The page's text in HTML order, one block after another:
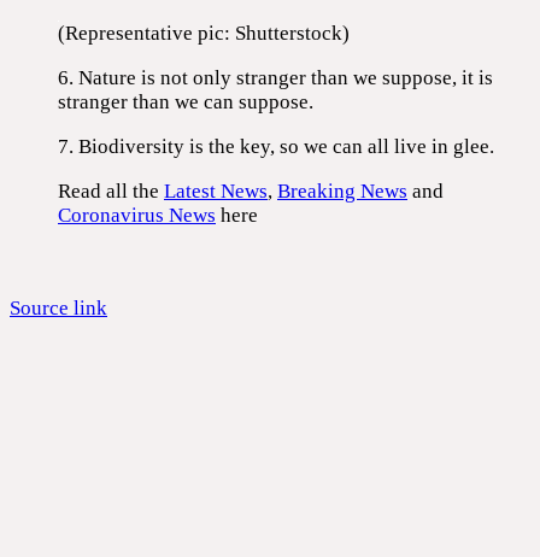
(Representative pic: Shutterstock)
6. Nature is not only stranger than we suppose, it is
stranger than we can suppose.
7. Biodiversity is the key, so we can all live in glee.
Read all the Latest News, Breaking News and
Coronavirus News here
Source link